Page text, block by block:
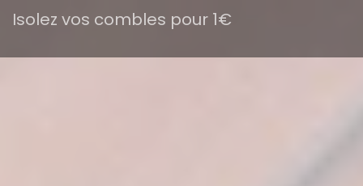
Isolez vos combles pour 1€